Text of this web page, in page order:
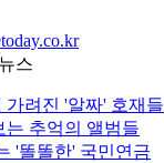
스
가려진 '알짜' 호재들
는 추억의 앨범들
'똘똘한' 국민연금